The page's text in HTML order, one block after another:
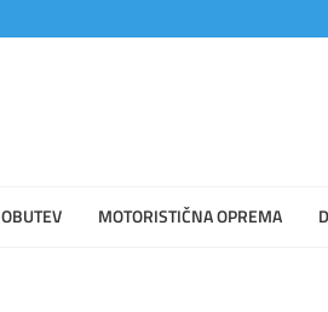
OBUTEV MOTORISTIČNA OPREMA